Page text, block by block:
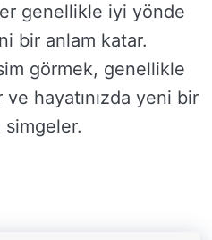
genellikle iyi yönde
bir anlam katar.
görmek, genellikle
hayatınızda yeni bir
simgeler.